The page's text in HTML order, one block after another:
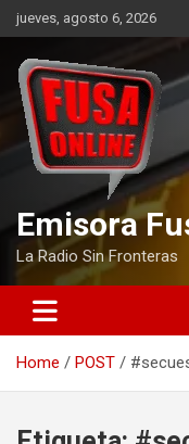
Skip
to
content
jueves, agosto 6, 2026
Emisora
La Radio Sin Fronteras
Home POST